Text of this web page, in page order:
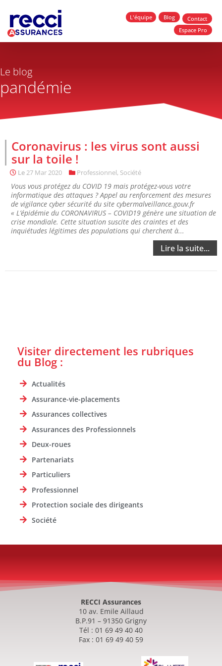
L'équipe Blog
Contact
Espace Pro
Le blog
pandémie
Coronavirus : les virus sont aussi
sur la toile !
Le27 Mar 2020 Professionnel, Société
Vous vous protégez du COVID 19 mais protégez-vous votre
informatique des attaques ? Appel au renforcement des mesures
de vigilance cyber sécurité du site cybermalveillance.gouv.fr
« L’épidémie du CORONAVIRUS – COVID19 génère une situation de
crise mondiale. Cette situation suscite des craintes et des
inquiétudes légitimes des populations qui cherchent à...
Lire la suite...
Visiter directement les rubriques
du Blog :
Actualités
Assurance-vie-placements
Assurances collectives
Assurances des Professionnels
Deux-roues
Partenariats
Particuliers
Professionnel
Protection sociale des dirigeants
Société
RECCI Assurances
10 av. Emile Aillaud
B.P.91 – 91350 Grigny
Tél : 01 69 49 40 40
Fax : 01 69 49 40 59